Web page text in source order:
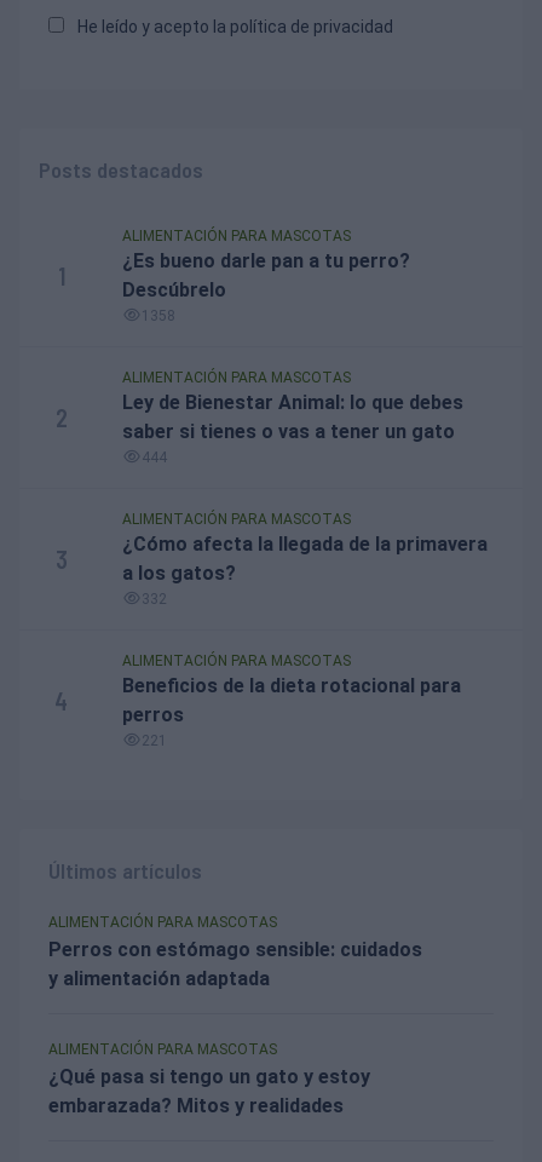
He leído y acepto la política de privacidad
Posts destacados
1
ALIMENTACIÓN PARA MASCOTAS
¿Es bueno darle pan a tu perro?
Descúbrelo
1358
2
ALIMENTACIÓN PARA MASCOTAS
Ley de Bienestar Animal: lo que debes
saber si tienes o vas a tener un gato
444
3
ALIMENTACIÓN PARA MASCOTAS
¿Cómo afecta la llegada de la primavera
a los gatos?
332
4
ALIMENTACIÓN PARA MASCOTAS
Beneficios de la dieta rotacional para
perros
221
Últimos artículos
ALIMENTACIÓN PARA MASCOTAS
Perros con estómago sensible: cuidados
y alimentación adaptada
ALIMENTACIÓN PARA MASCOTAS
¿Qué pasa si tengo un gato y estoy
embarazada? Mitos y realidades